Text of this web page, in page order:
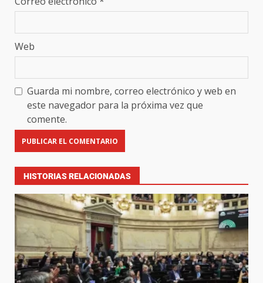
Web
Guarda mi nombre, correo electrónico y web en
este navegador para la próxima vez que
comente.
HISTORIAS RELACIONADAS